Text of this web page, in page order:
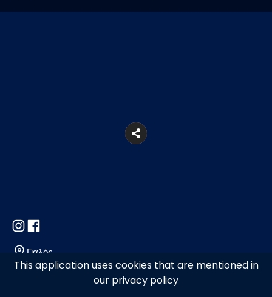
This application uses cookies that are mentioned in
our privacy policy
Γιαλός